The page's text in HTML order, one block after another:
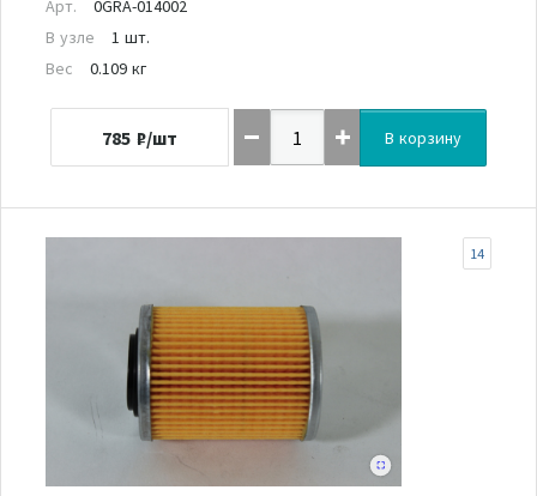
Арт.
0GRA-014002
В узле
1 шт.
Вес
0.109 кг
785 ₽/шт В корзину
14